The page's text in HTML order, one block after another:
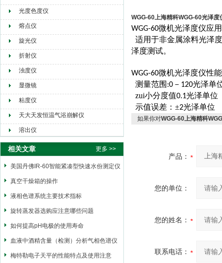
光度色度仪
熔点仪
旋光仪
折射仪
浊度仪
显微镜
粘度仪
天大天发恒温气浴崩解仪
溶出仪
相关文章 更多 >>
美国丹佛IR-60智能紧凑型快速水份测定仪
真空干燥箱的操作
液相色谱系统主要技术指标
旋转蒸发器选购应注意哪些问题
如何提高pH电极的使用寿命
血液中酒精含量（检测）分析气相色谱仪
梅特勒电子天平的性能特点及使用注意
WGG-60上海精科WGG-60光泽度
WGG-60微机光泽度仪应
适用于非金属涂料光泽
泽度测试。
WGG-60微机光泽度仪性
测量范围 :0 － 120光泽单
zui小分度值0.1光泽单位
示值误差：±2光泽单位
如果你对WGG-60上海精科
产品：
您的单位：
您的姓名：
联系电话：